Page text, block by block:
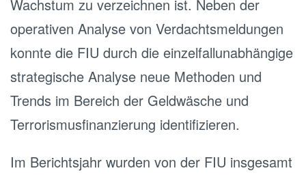
Wachstum zu verzeichnen ist. Neben der
operativen Analyse von Verdachtsmeldungen
konnte die FIU durch die einzelfallunabhängige
strategische Analyse neue Methoden und
Trends im Bereich der Geldwäsche und
Terrorismusfinanzierung identifizieren.
Im Berichtsjahr wurden von der FIU insgesamt